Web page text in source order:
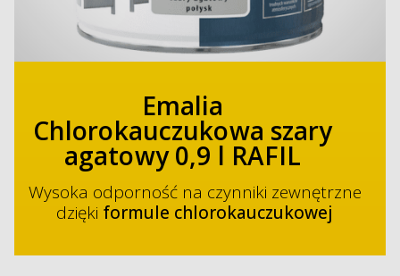
Emalia
Chlorokauczukowa szary
agatowy 0,9 l RAFIL
Wysoka odporność na czynniki zewnętrzne
dzięki formule chlorokauczukowej